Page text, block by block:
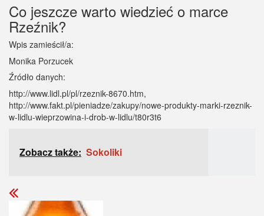
Co jeszcze warto wiedzieć o marce
Rzeźnik?
Wpis zamieścił/a:
Monika Porzucek
Źródło danych:
http://www.lidl.pl/pl/rzeznik-8670.htm,
http://www.fakt.pl/pieniadze/zakupy/nowe-produkty-marki-rzeznik-
w-lidlu-wieprzowina-i-drob-w-lidlu/t80r3t6
Zobacz także: Sokoliki